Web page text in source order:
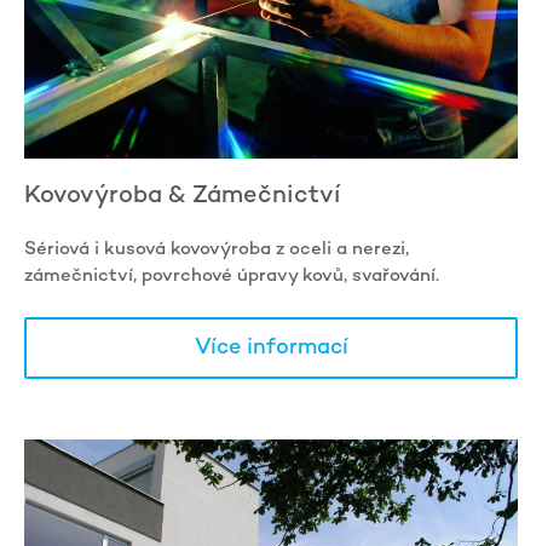
Kovovýroba & Zámečnictví
Sériová i kusová kovovýroba z oceli a nerezi,
zámečnictví, povrchové úpravy kovů, svařování.
Více informací